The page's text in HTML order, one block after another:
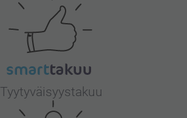
Tyytyväisyystakuu